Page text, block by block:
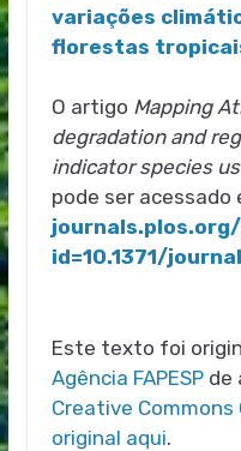
variações
florestas
O artigo Mapping
degradation and
indicator species
pode ser acessado
id=10.1371/
Este texto foi
Agência FAPESPde
Creative Commons
original aqui.